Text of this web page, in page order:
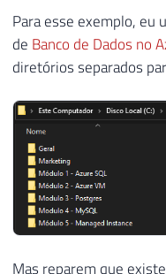
Para esse exemplo, eu
de Banco de Dados no
diretórios separados
Mas reparem que